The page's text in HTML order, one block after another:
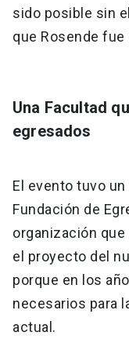
sido posible sin
que Rosende fue
Una Facultad
egresados
El evento tuvo
Fundación de
organización
el proyecto del
porque en los
necesarios para
actual.